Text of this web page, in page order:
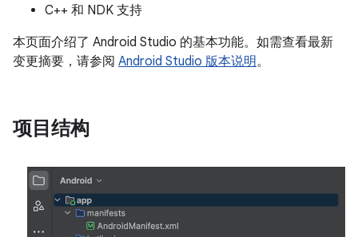
C++ 和 NDK 支持
本页面介绍了 Android Studio 的基本功能。如需查看最新
变更摘要，请参阅 Android Studio 版本说明。
项目结构